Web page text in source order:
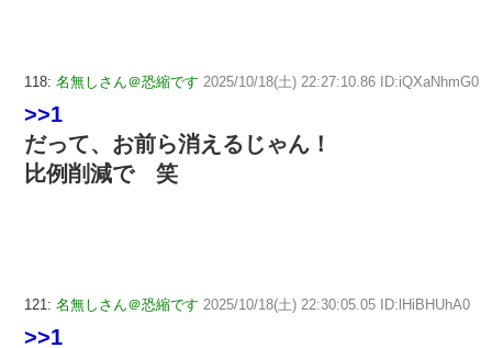
118: 名無しさん＠恐縮です 2025/10/18(土) 22:27:10.86 ID:iQXaNhmG0
>>1
だって、お前ら消えるじゃん！
比例削減で 笑
121: 名無しさん＠恐縮です 2025/10/18(土) 22:30:05.05 ID:lHiBHUhA0
>>1